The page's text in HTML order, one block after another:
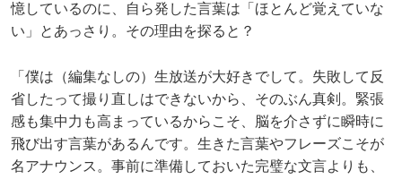
憶しているのに、自ら発した言葉は「ほとんど覚えていな
い」とあっさり。その理由を探ると？
「僕は（編集なしの）生放送が大好きでして。失敗して反
省したって撮り直しはできないから、そのぶん真剣。緊張
感も集中力も高まっているからこそ、脳を介さずに瞬時に
飛び出す言葉があるんです。生きた言葉やフレーズこそが
名アナウンス。事前に準備しておいた完璧な文言よりも、